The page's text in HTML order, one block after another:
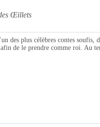
Œillets
des plus célèbres contes
de le prendre comme roi. Au